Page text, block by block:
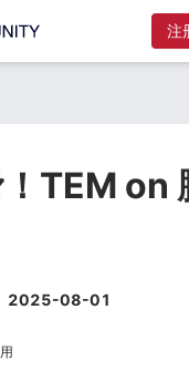
注
TEM on
2025-08-01